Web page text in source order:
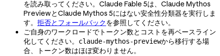
を読み取ってください。Claude Fable 5は、Claude Mythos
PreviewとClaude Mythos 5にはない安全性分類器を実行しま
す。 拒否とフォールバックを参照してください。
ご自身のワークロードでトークン数とコストを再ベースライン
化してください。
claude-mythos-previewから移行する場
合、トークン数はほぼ変わりません。